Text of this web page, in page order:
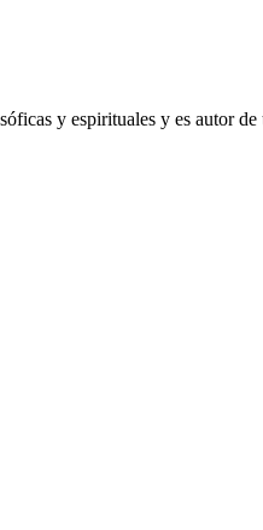
y espirituales y es autor